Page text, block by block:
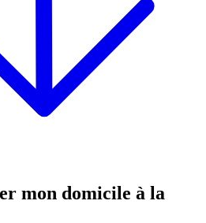
mon domicile à la